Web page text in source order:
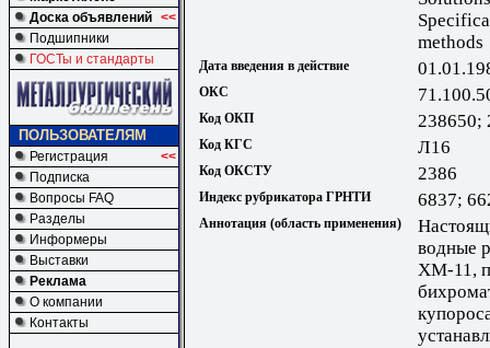
Доска объявлений <<
Подшипники
ГОСТы и стандарты
ПОЛЬЗОВАТЕЛЯМ
Регистрация
<<
Подписка
Вопросы FAQ
Разделы
Информеры
Выставки
Реклама
О компании
Контакты
methods
Дата введения в действие
ОКС
Код ОКП 238650;
Код КГС Л16
Код ОКСТУ 2386
Индекс рубрикатора ГРНТИ 6837;
Аннотация (область применения)
водные
ХМ-11,